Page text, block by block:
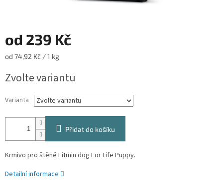
od 239 Kč
Měrná
od 74,92 Kč / 1 kg
Zvolte variantu
Varianta
Přidat do košíku
Krmivo pro štěně Fitmin dog For Life Puppy.
Detailní informace